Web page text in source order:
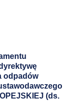
odpadów
(ds.